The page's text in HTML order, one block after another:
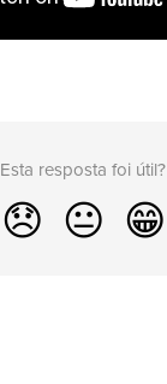
Esta resposta foi útil?
😞 😐 😁